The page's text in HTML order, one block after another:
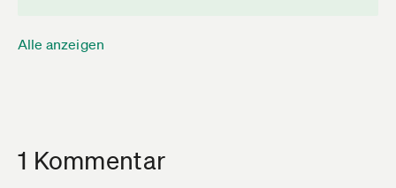
Alle anzeigen
1 Kommentar